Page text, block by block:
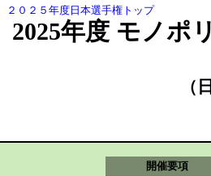
２０２５年度日本選手権トップ
2025年度 モノポ
（
開催要項